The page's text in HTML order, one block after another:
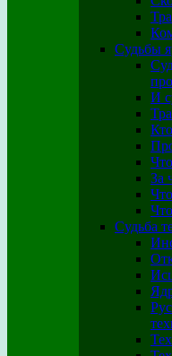
Судьбы
И
За
Судьба